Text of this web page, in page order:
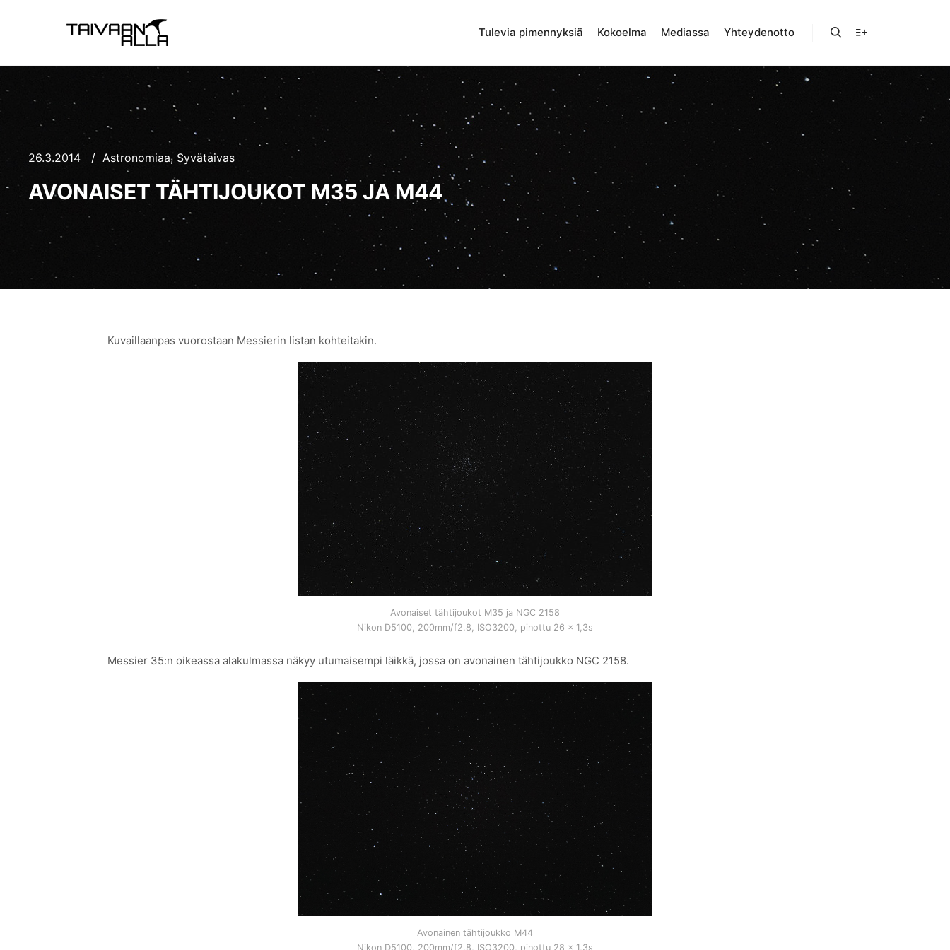
Tulevia pimennyksiä Kokoelma Mediassa Yhteydenotto
26.3.2014 Astronomiaa, Syvätaivas
AVONAISET TÄHTIJOUKOT M35 JA M44
Kuvaillaanpas vuorostaan Messierin listan kohteitakin.
Avonaiset tähtijoukot M35 ja NGC 2158
Nikon D5100, 200mm/f2.8, ISO3200, pinottu 26 x 1,3s
Messier 35:n oikeassa alakulmassa näkyy utumaisempi läikkä, jossa on avonainen tähtijoukko NGC 2158.
Avonainen tähtijoukko M44